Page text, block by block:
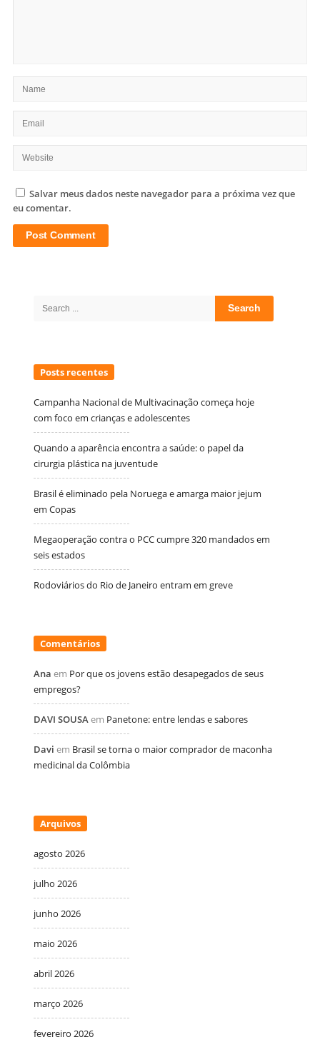
Salvar meus dados neste navegador para a próxima vez que
eu comentar.
Search
Posts recentes
Campanha Nacional de Multivacinação começa hoje
com foco em crianças e adolescentes
Quando a aparência encontra a saúde: o papel da
cirurgia plástica na juventude
Brasil é eliminado pela Noruega e amarga maior jejum
em Copas
Megaoperação contra o PCC cumpre 320 mandados em
seis estados
Rodoviários do Rio de Janeiro entram em greve
Comentários
Ana em Por que os jovens estão desapegados de seus
empregos?
DAVI SOUSAem Panetone: entre lendas e sabores
Davi em Brasil se torna o maior comprador de maconha
medicinal da Colômbia
Arquivos
agosto 2026
julho 2026
junho 2026
maio 2026
abril 2026
março 2026
fevereiro 2026